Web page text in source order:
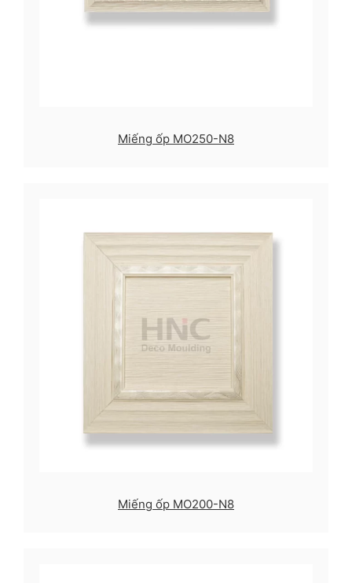
Miếng ốp MO250-N8
Miếng ốp MO200-N8